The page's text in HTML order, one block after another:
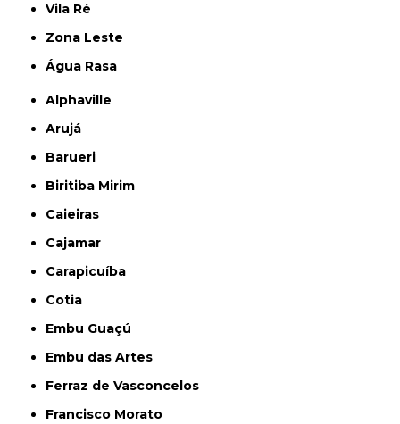
Vila Ré
Zona Leste
Água Rasa
Alphaville
Arujá
Barueri
Biritiba Mirim
Caieiras
Cajamar
Carapicuíba
Cotia
Embu Guaçú
Embu das Artes
Ferraz de Vasconcelos
Francisco Morato